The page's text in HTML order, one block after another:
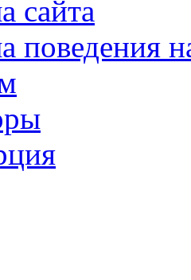
сайта
поведения